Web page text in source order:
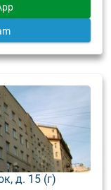
д. 15 (г)